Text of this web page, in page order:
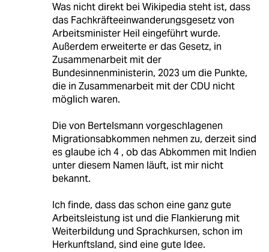
Was nicht direkt bei Wikipedia steht ist, dass
das Fachkräfteeinwanderungsgesetz von
Arbeitsminister Heil eingeführt wurde.
Außerdem erweiterte er das Gesetz, in
Zusammenarbeit mit der
Bundesinnenministerin, 2023 um die Punkte,
die in Zusammenarbeit mit der CDU nicht
möglich waren.
Die von Bertelsmann vorgeschlagenen
Migrationsabkommen nehmen zu, derzeit sind
es glaube ich 4 , ob das Abkommen mit Indien
unter diesem Namen läuft, ist mir nicht
bekannt.
Ich finde, dass das schon eine ganz gute
Arbeitsleistung ist und die Flankierung mit
Weiterbildung und Sprachkursen, schon im
Herkunftsland, sind eine gute Idee.